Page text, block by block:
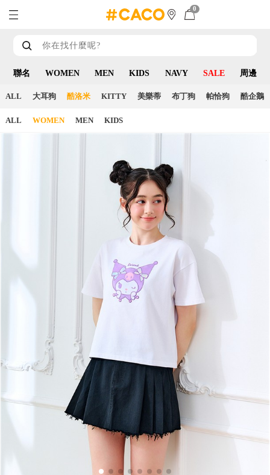
0
聯名 WOMEN MEN KIDS NAVY SALE 周邊
ALL 大耳狗 酷洛米 KITTY 美樂蒂 布丁狗 帕恰狗 酷企鵝
ALL WOMEN MEN KIDS